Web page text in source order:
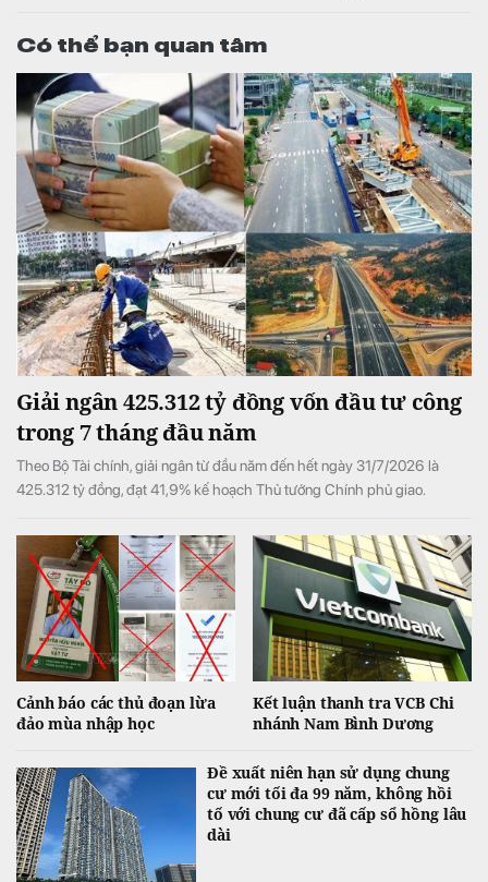
Có thể bạn quan tâm
Giải ngân 425.312 tỷ đồng vốn đầu tư công
trong 7 tháng đầu năm
Theo Bộ Tài chính, giải ngân từ đầu năm đến hết ngày 31/7/2026 là
425.312 tỷ đồng, đạt 41,9% kế hoạch Thủ tướng Chính phủ giao.
Cảnh báo các thủ đoạn lừa
đảo mùa nhập học
Kết luận thanh tra VCB Chi
nhánh Nam Bình Dương
Đề xuất niên hạn sử dụng chung
cư mới tối đa 99 năm, không hồi
tố với chung cư đã cấp sổ hồng lâu
dài